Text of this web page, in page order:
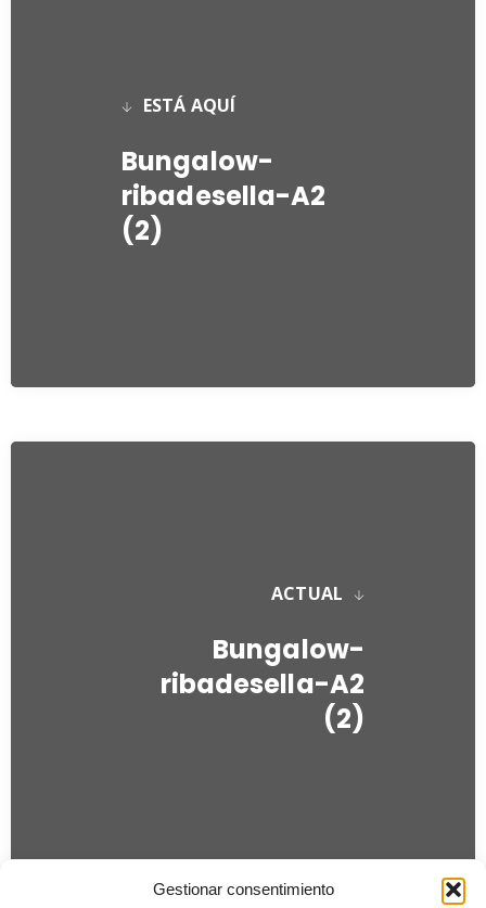
Gestionar consentimiento
ESTÁ AQUÍ
Bungalow-
ribadesella-A2
(2)
ACTUAL
Bungalow-
ribadesella-A2
(2)